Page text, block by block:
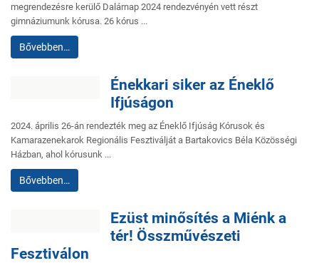
megrendezésre kerülő Dalárnap 2024 rendezvényén vett részt
gimnáziumunk kórusa. 26 kórus ...
Bővebben…
Énekkari siker az Éneklő
Ifjúságon
2024. április 26-án rendezték meg az Éneklő Ifjúság Kórusok és
Kamarazenekarok Regionális Fesztiválját a Bartakovics Béla Közösségi
Házban, ahol kórusunk ...
Bővebben…
Ezüst minősítés a Miénk a
tér! Összművészeti
Fesztiválon